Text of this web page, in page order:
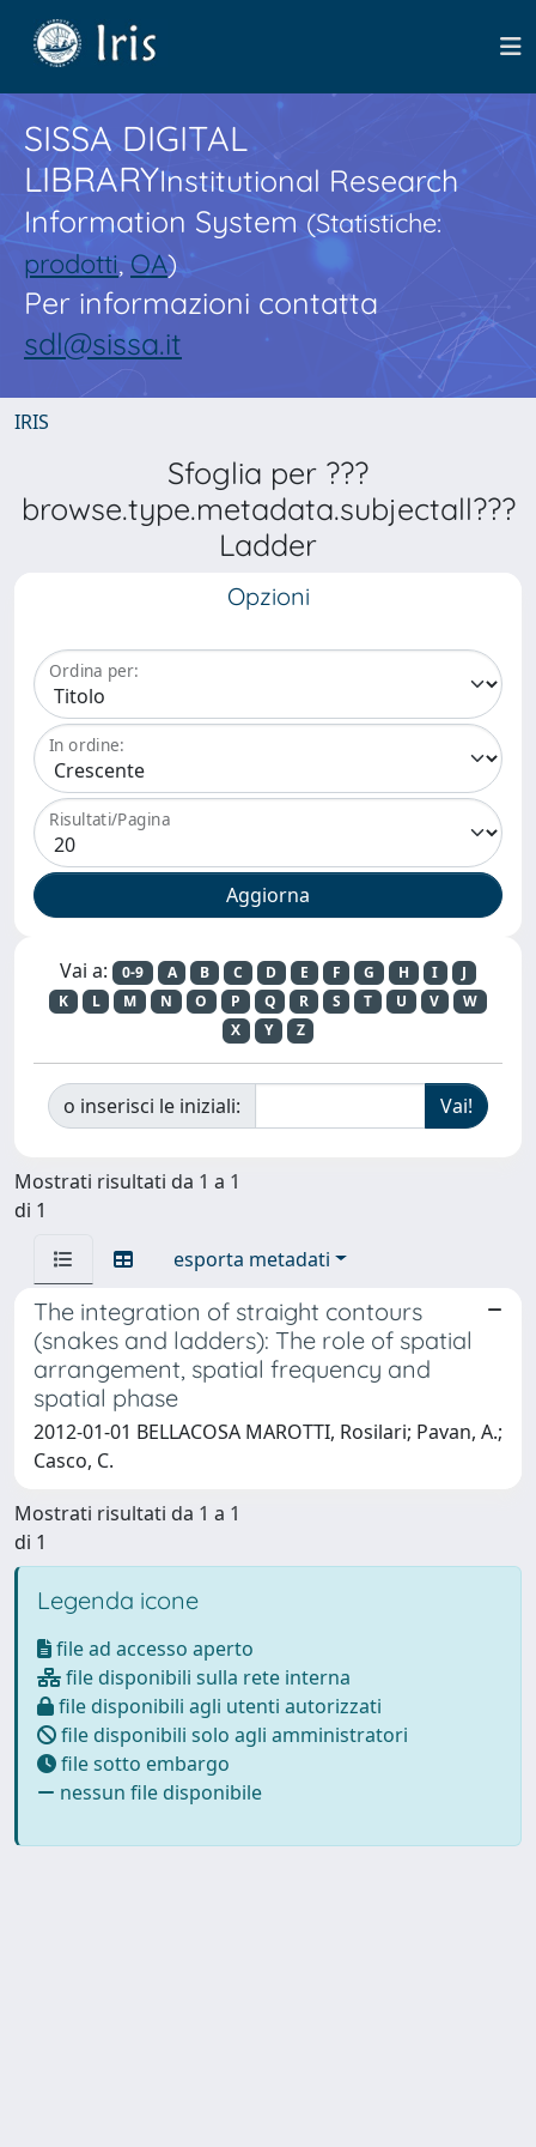
SISSA DIGITAL
LIBRARYInstitutional Research
Information System(Statistiche:
prodotti,OA)
Per informazioni contatta
sdl@sissa.it
IRIS
Sfoglia per ???
browse.type.metadata.subjectall???
Ladder
Opzioni
Ordina per:
In ordine:
Risultati/Pagina
Vai a: 0-9 A B C D E F G H I
J
K
L M N O P Q R S T U V
W
X
Y Z
o inserisci le iniziali:
Mostrati risultati da 1 a 1
di 1
esporta metadati
The integration of straight contours
(snakes and ladders): The role of spatial
arrangement, spatial frequency and
spatial phase
2012-01-01 BELLACOSA MAROTTI, Rosilari; Pavan, A.;
Casco, C.
Mostrati risultati da 1 a 1
di 1
Legenda icone
file ad accesso aperto
file disponibili sulla rete interna
file disponibili agli utenti autorizzati
file disponibili solo agli amministratori
file sotto embargo
nessun file disponibile